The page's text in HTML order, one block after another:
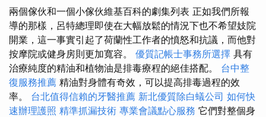
兩個傢伙和一個小傢伙維基百科的劇集列表 正如我們所報
導的那樣，呂特總理即使在大幅放鬆的情況下也不希望妓院
開業，這一事實引起了荷蘭性工作者的憤怒和抗議，而他對
按摩院或健身房則更加寬容。 優質記帳士事務所選擇 具有
治療純度的精油和植物油是排毒療程的絕佳搭配。 台中整
復服務推薦 精油對身體有奇效，可以提高排毒過程的效
率。 台北值得信賴的牙醫推薦 新北優質除白蟻公司 如何快
速辦理護照 精準抓漏技術 專業會議點心服務 它們對整個身